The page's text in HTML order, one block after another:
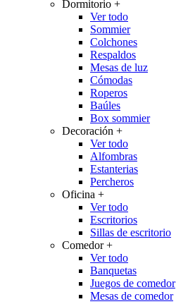
Dormitorio +
Ver todo
Sommier
Colchones
Respaldos
Mesas de luz
Cómodas
Roperos
Baúles
Box sommier
Decoración +
Ver todo
Alfombras
Estanterias
Percheros
Oficina +
Ver todo
Escritorios
Sillas de escritorio
Comedor+
Ver todo
Banquetas
Juegos de comedor
Mesas de comedor